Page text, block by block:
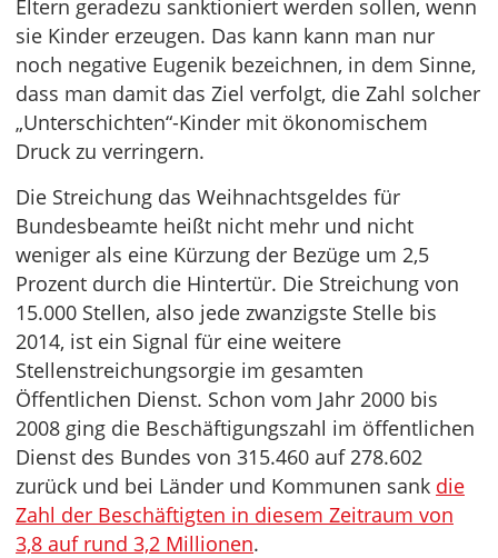
Eltern geradezu sanktioniert werden sollen, wenn
sie Kinder erzeugen. Das kann kann man nur
noch negative Eugenik bezeichnen, in dem Sinne,
dass man damit das Ziel verfolgt, die Zahl solcher
„Unterschichten“-Kinder mit ökonomischem
Druck zu verringern.
Die Streichung das Weihnachtsgeldes für
Bundesbeamte heißt nicht mehr und nicht
weniger als eine Kürzung der Bezüge um 2,5
Prozent durch die Hintertür. Die Streichung von
15.000 Stellen, also jede zwanzigste Stelle bis
2014, ist ein Signal für eine weitere
Stellenstreichungsorgie im gesamten
Öffentlichen Dienst. Schon vom Jahr 2000 bis
2008 ging die Beschäftigungszahl im öffentlichen
Dienst des Bundes von 315.460 auf 278.602
zurück und bei Länder und Kommunen sank die
Zahl der Beschäftigten in diesem Zeitraum von
3,8 auf rund 3,2 Millionen.